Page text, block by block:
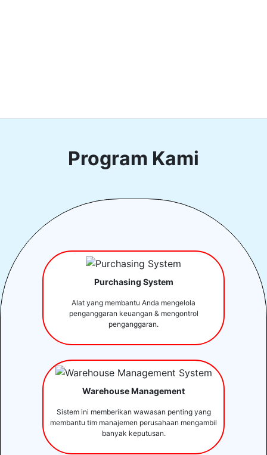
Program Kami
Purchasing System
Alat yang membantu Anda mengelola
penganggaran keuangan & mengontrol
penganggaran.
Warehouse Management
Sistem ini memberikan wawasan penting yang
membantu tim manajemen perusahaan mengambil
banyak keputusan.